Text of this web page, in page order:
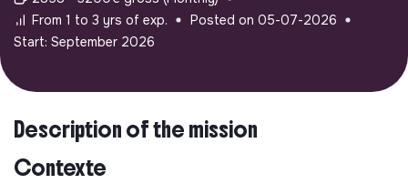
From 1 to 3 yrs of exp.
Posted on 05-07-2026
Start: September 2026
Description of the mission
Contexte